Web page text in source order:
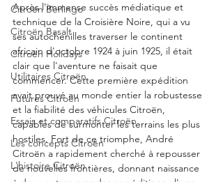
Citroën Berlingo
Citroën Basalt
Citroën Holidays
Utilitaires Citroën
Futures Citroën
Essais et comparatifs Citroën
Les concepts Citroën
L'histoire Citroën
Après l'immense succès médiatique et
technique de la Croisière Noire, qui a vu
ses autochenilles traverser le continent
africain d'octobre 1924 à juin 1925, il était
clair que l'aventure ne faisait que
commencer. Cette première expédition
avait prouvé au monde entier la robustesse
et la fiabilité des véhicules Citroën,
capables de surmonter les terrains les plus
hostiles. Fort de ce triomphe, André
Citroën a rapidement cherché à repousser
de nouvelles frontières, donnant naissance